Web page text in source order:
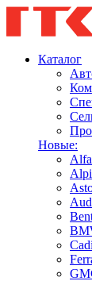
Каталог
Новые: